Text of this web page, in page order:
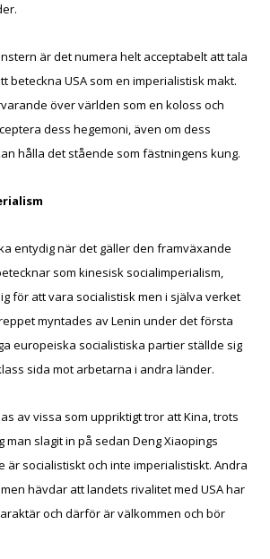
är det numera helt acceptabelt att tala
beteckna USA som en imperialistisk makt.
över världen som en koloss och
dess hegemoni, även om dess
hålla det stående som fästningens kung.
entydig när det gäller den framväxande
som kinesisk socialimperialism,
för att vara socialistisk men i själva verket
myntades av Lenin under det första
europeiska socialistiska partier ställde sig
sida mot arbetarna i andra länder.
av vissa som uppriktigt tror att Kina, trots
man slagit in på sedan Deng Xiaopings
socialistiskt och inte imperialistiskt. Andra
hävdar att landets rivalitet med USA har
och därför är välkommen och bör